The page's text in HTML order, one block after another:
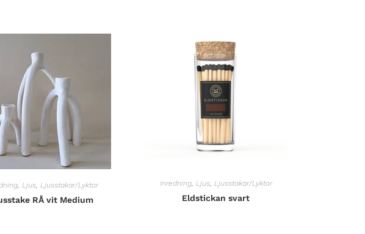
, Ljus, Ljusstakar/Lyktor
RÅ vit Medium
Inredning, Ljus, Ljusstakar/Lyktor
Eldstickan svart